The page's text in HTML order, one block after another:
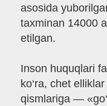
asosida
taxminan 14000
etilgan.
Inson huquqlari
ko‘ra, chet
qismlariga —